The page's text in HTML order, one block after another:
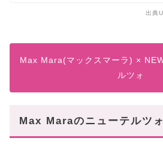
出典
Max Mara(マックスマーラ) ×
ルツォ
Max Maraのニューテルツ